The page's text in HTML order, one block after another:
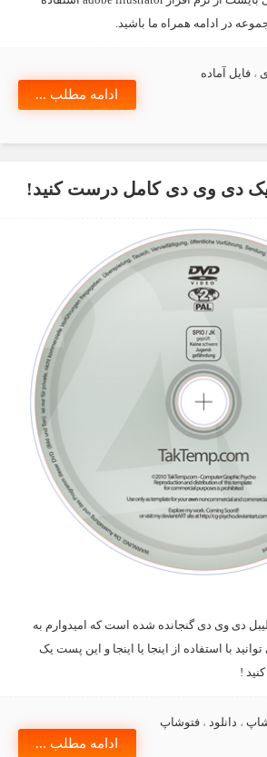
در ادامه همراه ما باشید.
،فایل آماده
ادامه مطلب ...
یک دی وی دی کامل درست کنید!
دی وی دی گنجانده شده است که امیدوارم به
با استفاده از اینجا یا اینجا و این پست یک
!
، دانلود ،فتوشاپ
ادامه مطلب ...